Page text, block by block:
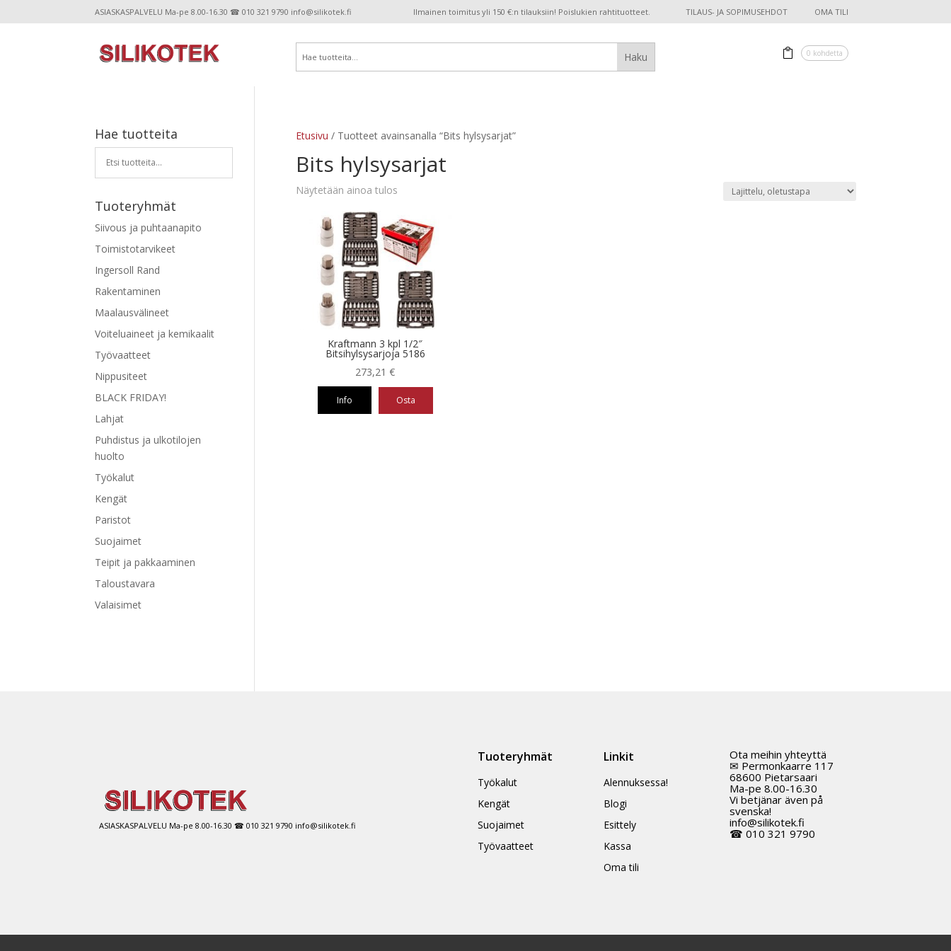
ASIASKASPALVELU Ma-pe 8.00-16.30 ☎ 010 321 9790 info@silikotek.fi Ilmainen toimitus yli 150 €:n tilauksiin! Poislukien rahtituotteet. TILAUS- JA SOPIMUSEHDOT OMA TILI
0 kohdetta
Etusivu / Tuotteet avainsanalla “Bits hylsysarjat”
Bits hylsysarjat
Näytetään ainoa tulos
Kraftmann 3 kpl 1/2″
Bitsihylsysarjoja 5186
273,21€
Info Osta
Hae tuotteita
Tuoteryhmät
Siivous ja puhtaanapito
Toimistotarvikeet
Ingersoll Rand
Rakentaminen
Maalausvälineet
Voiteluaineet ja kemikaalit
Työvaatteet
Nippusiteet
BLACK FRIDAY!
Lahjat
Puhdistus ja ulkotilojen
huolto
Työkalut
Kengät
Paristot
Suojaimet
Teipit ja pakkaaminen
Taloustavara
Valaisimet
ASIASKASPALVELU Ma-pe 8.00-16.30 ☎ 010 321 9790 info@silikotek.fi
Tuoteryhmät
Työkalut
Kengät
Suojaimet
Työvaatteet
Linkit
Alennuksessa!
Blogi
Esittely
Kassa
Oma tili
Ota meihin yhteyttä
✉ Permonkaarre 117
68600 Pietarsaari
Ma-pe 8.00-16.30
Vi betjänar även på
svenska!
info@silikotek.fi
☎ 010 321 9790